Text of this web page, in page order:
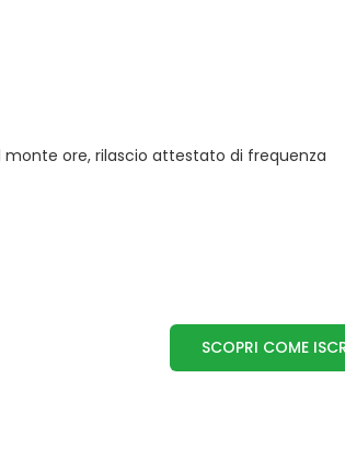
ore, rilascio attestato di frequenza
SCOPRI COME